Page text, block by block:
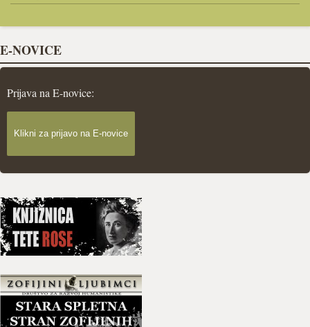
E-NOVICE
Prijava na E-novice:
Klikni za prijavo na E-novice